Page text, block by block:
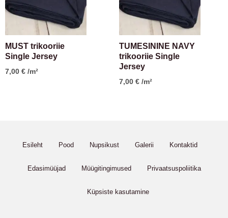
MUST trikooriie
Single Jersey
7,00 € /m²
TUMESININE NAVY
trikooriie Single
Jersey
7,00 € /m²
Esileht Pood Nupsikust Galerii Kontaktid
Edasimüüjad Müügitingimused Privaatsuspoliitika
Küpsiste kasutamine